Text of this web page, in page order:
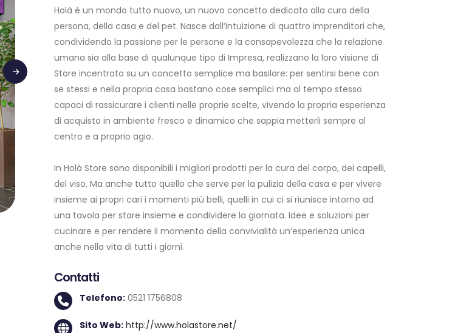
Holà è un mondo tutto nuovo, un nuovo concetto dedicato alla cura della
persona, della casa e del pet. Nasce dall’intuizione di quattro imprenditori che,
condividendo la passione per le persone e la consapevolezza che la relazione
umana sia alla base di qualunque tipo di Impresa, realizzano la loro visione di
Store incentrato su un concetto semplice ma basilare: per sentirsi bene con
se stessi e nella propria casa bastano cose semplici ma al tempo stesso
capaci di rassicurare i clienti nelle proprie scelte, vivendo la propria esperienza
di acquisto in ambiente fresco e dinamico che sappia metterli sempre al
centro e a proprio agio.
In Holà Store sono disponibili i migliori prodotti per la cura del corpo, dei capelli,
del viso. Ma anche tutto quello che serve per la pulizia della casa e per vivere
insieme ai propri cari i momenti più belli, quelli in cui ci si riunisce intorno ad
una tavola per stare insieme e condividere la giornata. Idee e soluzioni per
cucinare e per rendere il momento della convivialità un’esperienza unica
anche nella vita di tutti i giorni.
Contatti
Telefono: 0521 1756808
Sito Web: http://www.holastore.net/